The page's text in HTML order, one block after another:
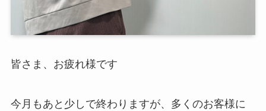
皆さま、お疲れ様です
今月もあと少しで終わりますが、多くのお客様に